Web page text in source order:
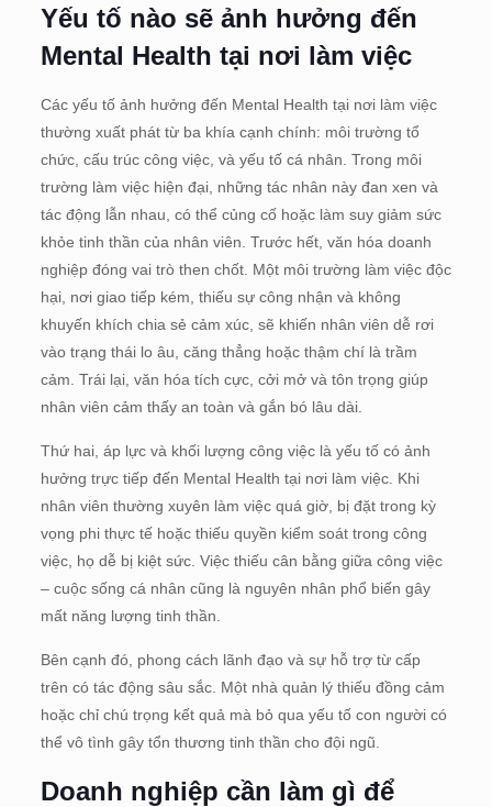
Yếu tố nào sẽ ảnh hưởng đến
Mental Health tại nơi làm việc
Các yếu tố ảnh hưởng đến Mental Health tại nơi làm việc
thường xuất phát từ ba khía cạnh chính: môi trường tổ
chức, cấu trúc công việc, và yếu tố cá nhân. Trong môi
trường làm việc hiện đại, những tác nhân này đan xen và
tác động lẫn nhau, có thể củng cố hoặc làm suy giảm sức
khỏe tinh thần của nhân viên. Trước hết, văn hóa doanh
nghiệp đóng vai trò then chốt. Một môi trường làm việc độc
hại, nơi giao tiếp kém, thiếu sự công nhận và không
khuyến khích chia sẻ cảm xúc, sẽ khiến nhân viên dễ rơi
vào trạng thái lo âu, căng thẳng hoặc thậm chí là trầm
cảm. Trái lại, văn hóa tích cực, cởi mở và tôn trọng giúp
nhân viên cảm thấy an toàn và gắn bó lâu dài.
Thứ hai, áp lực và khối lượng công việc là yếu tố có ảnh
hưởng trực tiếp đến Mental Health tại nơi làm việc. Khi
nhân viên thường xuyên làm việc quá giờ, bị đặt trong kỳ
vọng phi thực tế hoặc thiếu quyền kiểm soát trong công
việc, họ dễ bị kiệt sức. Việc thiếu cân bằng giữa công việc
– cuộc sống cá nhân cũng là nguyên nhân phổ biến gây
mất năng lượng tinh thần.
Bên cạnh đó, phong cách lãnh đạo và sự hỗ trợ từ cấp
trên có tác động sâu sắc. Một nhà quản lý thiếu đồng cảm
hoặc chỉ chú trọng kết quả mà bỏ qua yếu tố con người có
thể vô tình gây tổn thương tinh thần cho đội ngũ.
Doanh nghiệp cần làm gì để